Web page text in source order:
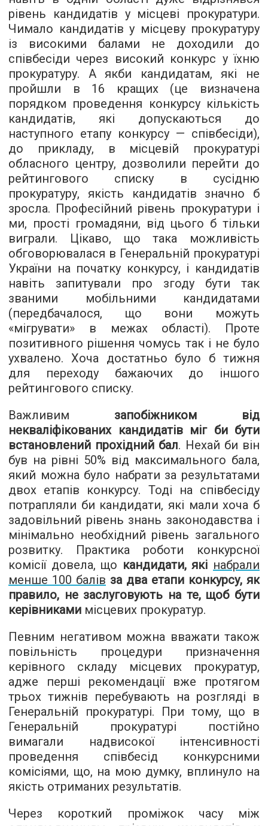
рівень кандидатів у місцеві прокуратури.
Чимало кандидатів у місцеву прокуратуру
із високими балами не доходили до
співбесіди через високий конкурс у їхню
прокуратуру. А якби кандидатам, які не
пройшли в 16 кращих (це визначена
порядком проведення конкурсу кількість
кандидатів, які допускаються до
наступного етапу конкурсу — співбесіди),
до прикладу, в місцевій прокуратурі
обласного центру, дозволили перейти до
рейтингового списку в сусідню
прокуратуру, якість кандидатів значно б
зросла. Професійний рівень прокуратури і
ми, прості громадяни, від цього б тільки
виграли. Цікаво, що така можливість
обговорювалася в Генеральній прокуратурі
України на початку конкурсу, і кандидатів
навіть запитували про згоду бути так
званими мобільними кандидатами
(передбачалося, що вони можуть
«мігрувати» в межах області). Проте
позитивного рішення чомусь так і не було
ухвалено. Хоча достатньо було б тижня
для переходу бажаючих до іншого
рейтингового списку.
Важливим запобіжником від
некваліфікованих кандидатів міг би бути
встановлений прохідний бал. Нехай би він
був на рівні 50% від максимального бала,
який можна було набрати за результатами
двох етапів конкурсу. Тоді на співбесіду
потрапляли би кандидати, які мали хоча б
задовільний рівень знань законодавства і
мінімально необхідний рівень загального
розвитку. Практика роботи конкурсної
комісії довела, що кандидати, які набрали
менше 100 балів за два етапи конкурсу, як
правило, не заслуговують на те, щоб бути
керівниками місцевих прокуратур.
Певним негативом можна вважати також
повільність процедури призначення
керівного складу місцевих прокуратур,
адже перші рекомендації вже протягом
трьох тижнів перебувають на розгляді в
Генеральній прокуратурі. При тому, що в
Генеральній прокуратурі постійно
вимагали надвисокої інтенсивності
проведення співбесід конкурсними
комісіями, що, на мою думку, вплинуло на
якість отриманих результатів.
Через короткий проміжок часу між